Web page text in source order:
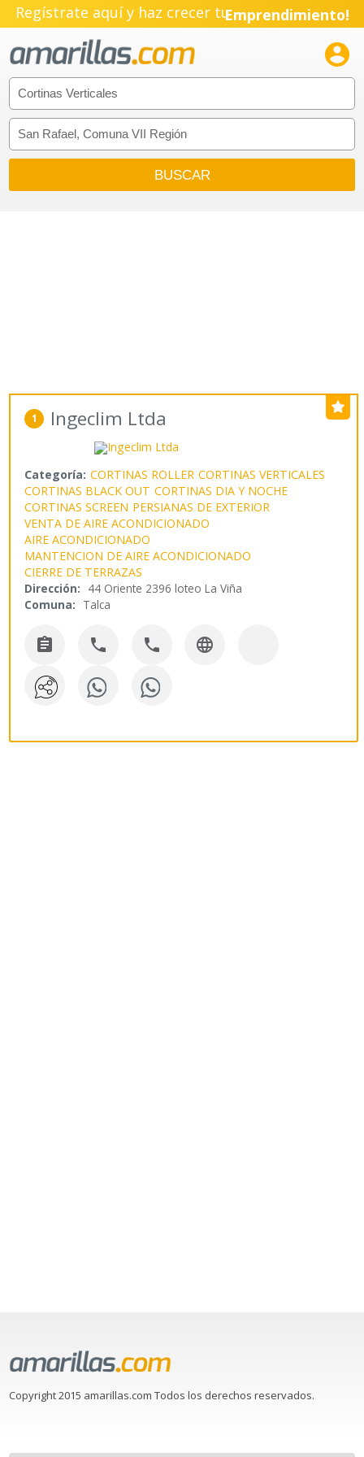
Regístrate aquí y haz crecer tuEmprendimiento!

1 Ingeclim Ltda
Categoría: CORTINAS ROLLER CORTINAS VERTICALES
CORTINAS BLACK OUT CORTINAS DIA Y NOCHE
CORTINAS SCREEN PERSIANAS DE EXTERIOR
VENTA DE AIRE ACONDICIONADO
AIRE ACONDICIONADO
MANTENCION DE AIRE ACONDICIONADO
CIERRE DE TERRAZAS
Dirección: 44 Oriente 2396 loteo La Viña
Comuna: Talca
   
Copyright 2015 amarillas.com Todos los derechos reservados.